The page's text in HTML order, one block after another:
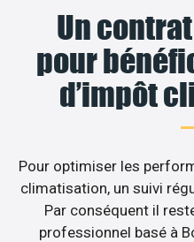
Un
pour
d’impôt
Pour optimiser les
climatisation, un suivi
Par conséquent il
professionnel basé à